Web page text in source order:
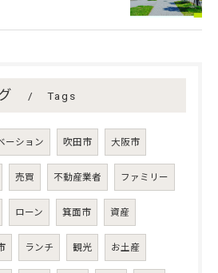
Tags
ーション 吹田市 大阪市
売買 不動産業者 ファミリー
ローン 箕面市 資産
ランチ 観光 お土産